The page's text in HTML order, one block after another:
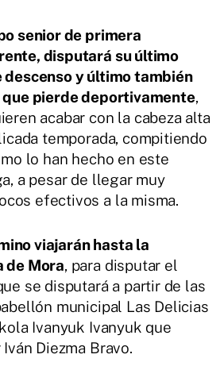
senior de primera
disputará su último
y último también
pierde deportivamente,
acabar con la cabeza alta
temporada, compitiendo
lo han hecho en este
a pesar de llegar muy
efectivos a la misma.
viajarán hasta la
de Mora, para disputar el
se disputará a partir de las
municipal Las Delicias
Ivanyuk Ivanyuk que
Diezma Bravo.